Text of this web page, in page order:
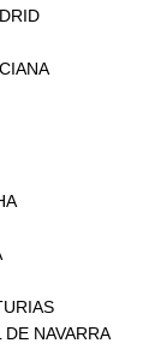
NAVARRA